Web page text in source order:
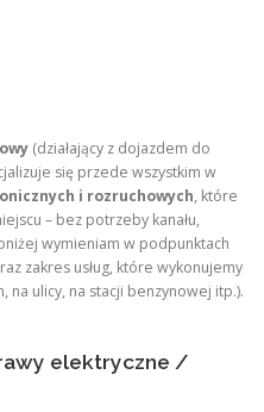
(działający z dojazdem do
się przede wszystkim w
i rozruchowych, które
– bez potrzeby kanału,
wymieniam w podpunktach
zakres usług, które wykonujemy
na ulicy, na stacji benzynowej itp.).
elektryczne /